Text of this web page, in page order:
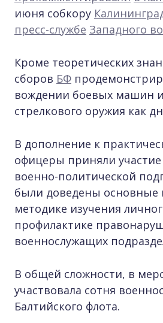
июня собкору
пресс-службе Западного
Кроме теоретических
сборов БФ
вождении боевых машин и
стрелкового оружия как
В дополнение к
офицеры приняли участие
военно-политической
были доведены основные
методике изучения
профилактике
военнослужащих
В общей сложности, в
участвовала сотня
Балтийского флота.